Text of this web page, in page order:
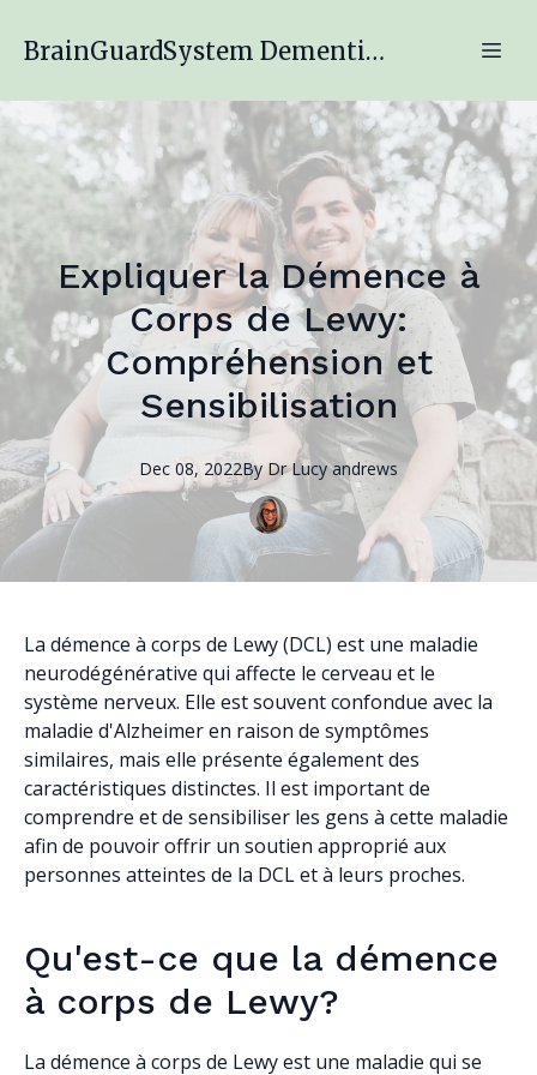
BrainGuardSystem Dementia Engagement Program
Expliquer la Démence à
Corps de Lewy:
Compréhension et
Sensibilisation
Dec 08, 2022By Dr Lucyandrews
La démence à corps de Lewy (DCL) est une maladie
neurodégénérative qui affecte le cerveau et le
système nerveux. Elle est souvent confondue avec la
maladie d'Alzheimer en raison de symptômes
similaires, mais elle présente également des
caractéristiques distinctes. Il est important de
comprendre et de sensibiliser les gens à cette maladie
afin de pouvoir offrir un soutien approprié aux
personnes atteintes de la DCL et à leurs proches.
Qu'est-ce que la démence
à corps de Lewy?
La démence à corps de Lewy est une maladie qui se